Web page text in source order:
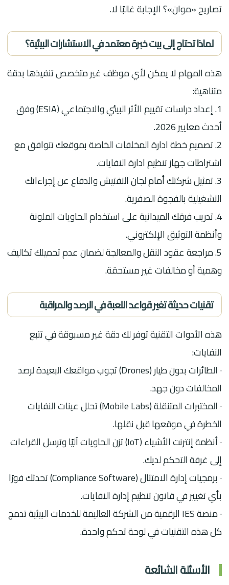
تصاريح «موان»؟ الإجابة غالبًا لا.
لماذا تحتاج إلى بيت خبرة معتمد في الاستشارات البيئية؟
هذه المهام لا يمكن لأي موظف غير متخصص تنفيذها بدقة
متناهية:
1. إعداد دراسات تقييم الأثر البيئي والاجتماعي (ESIA) وفق
أحدث معايير 2026.
2. تصميم خطة ادارة المخلفات الخاصة بموقعك تتوافق مع
اشتراطات جهاز تنظيم ادارة النفايات.
3. تمثيل شركتك أمام لجان التفتيش والدفاع عن إجراءاتك
التشغيلية بالفجوة الصفرية.
4. تدريب فرقك الميدانية على استخدام الحاويات الملونة
وأنظمة التوثيق الإلكتروني.
5. مراجعة عقود النقل والمعالجة لضمان عدم تحميلك تكاليف
وهمية أو مخالفات غير مستحقة.
تقنيات حديثة تغير قواعد اللعبة في الرصد والمراقبة
هذه الأدوات التقنية توفر لك دقة غير مسبوقة في تتبع
النفايات:
· الطائرات بدون طيار (Drones) تجوب مواقعك البعيدة لرصد
المخالفات دون جهد.
· المختبرات المتنقلة (Mobile Labs) تحلل عينات النفايات
الخطرة في موقعها قبل نقلها.
· أنظمة إنترنت الأشياء (IoT) تزن الحاويات آليًا وترسل القراءات
إلى غرفة التحكم لديك.
· برمجيات إدارة الامتثال (Compliance Software) تحدثك فورًا
بأي تغيير في قانون تنظيم إدارة النفايات.
· منصة IES الرقمية من الشركة العاليمة للخدمات البيئية تدمج
كل هذه التقنيات في لوحة تحكم واحدة.
الأسئلة الشائعة